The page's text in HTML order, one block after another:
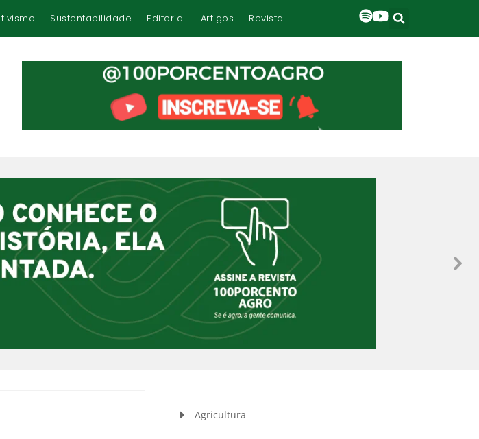
Sustentabilidade Editorial Artigos Revista
Agricultura